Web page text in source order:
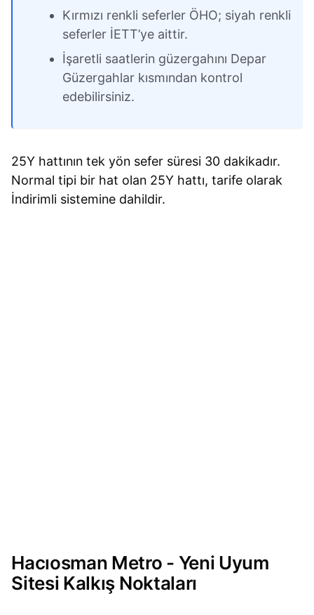
Kırmızı renkli seferler ÖHO; siyah renkli
seferler İETT’ye aittir.
İşaretli saatlerin güzergahını Depar
Güzergahlar kısmından kontrol
edebilirsiniz.
25Y hattının tek yön sefer süresi 30 dakikadır.
Normal tipi bir hat olan 25Y hattı, tarife olarak
İndirimli sistemine dahildir.
Hacıosman Metro - Yeni Uyum
Sitesi Kalkış Noktaları